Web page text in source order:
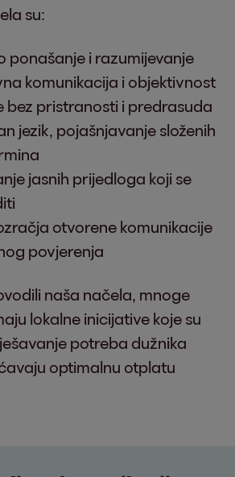
su:
ponašanje i razumijevanje
komunikacija i objektivnost
bez pristranosti i predrasuda
jezik, pojašnjavanje složenih
jasnih prijedloga koji se
otvorene komunikacije
povjerenja
naša načela, mnoge
lokalne inicijative koje su
potreba dužnika
optimalnu otplatu